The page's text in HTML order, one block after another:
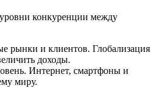
конкуренции между
рынки и клиентов. Глобализация
доходы.
Интернет, смартфоны и
миру.